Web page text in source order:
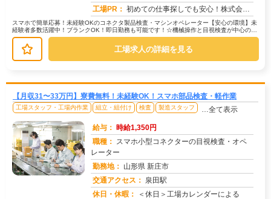
工場PR： 初めての仕事探しでも安心！株式会社京栄センターで新たな一歩を踏み出してみませんか？☆家具付き寮がすぐに利用可能！鞄...
スマホで簡単応募！未経験OKのコネクタ製品検査・マシンオペレーター【安心の環境】未
経験者多数活躍中！ブランクOK！即日勤務も可能です！☆機械操作と目視検査が中心のお
仕事です。→難しい作業はありま...
工場求人の詳細を見る
【月収31〜33万円】寮費無料！未経験OK！スマホ部品検査・軽作業
工場スタッフ・工場内作業 組立・組付け 検査 製造スタッフ …全て表示
給与： 時給1,350円
職種： スマホ小型コネクターの目視検査・オペ
レーター
勤務地： 山形県 新庄市
交通アクセス： 泉田駅
休日・休暇：
＜休日＞工場カレンダーによる